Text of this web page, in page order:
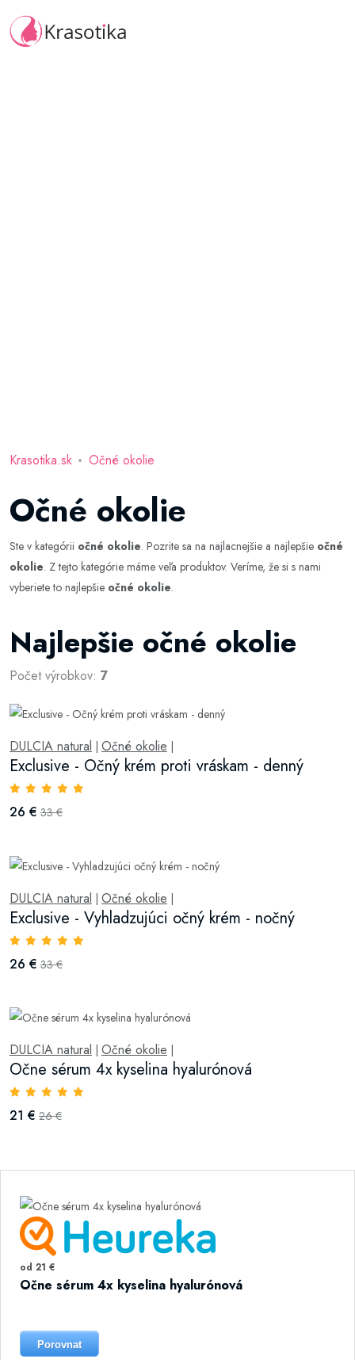
Krasotika.sk Očné okolie
Očné okolie
Ste v kategórii očné okolie. Pozrite sa na najlacnejšie a najlepšie očné
okolie. Z tejto kategórie máme veľa produktov. Veríme, že si s nami
vyberiete to najlepšie očné okolie.
Najlepšie očné okolie
Počet výrobkov: 7
DULCIA natural | Očné okolie |
Exclusive - Očný krém proti vráskam - denný
26 € 33 €
DULCIA natural | Očné okolie |
Exclusive - Vyhladzujúci očný krém - nočný
26 € 33 €
DULCIA natural Očné okolie
Očne sérum 4x kyselina hyalurónová
21 € 26 €
od 21 €
Očne sérum 4x kyselina hyalurónová
Porovnat